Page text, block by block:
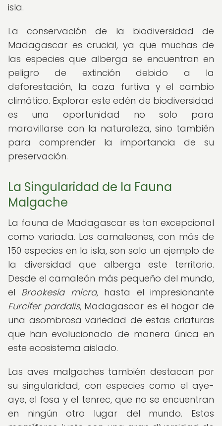
isla.
La conservación de la biodiversidad de
Madagascar es crucial, ya que muchas de
las especies que alberga se encuentran en
peligro de extinción debido a la
deforestación, la caza furtiva y el cambio
climático. Explorar este edén de biodiversidad
es una oportunidad no solo para
maravillarse con la naturaleza, sino también
para comprender la importancia de su
preservación.
La Singularidad de la Fauna
Malgache
La fauna de Madagascar es tan excepcional
como variada. Los camaleones, con más de
150 especies en la isla, son solo un ejemplo de
la diversidad que alberga este territorio.
Desde el camaleón más pequeño del mundo,
el Brookesia micra, hasta el impresionante
Furcifer pardalis, Madagascar es el hogar de
una asombrosa variedad de estas criaturas
que han evolucionado de manera única en
este ecosistema aislado.
Las aves malgaches también destacan por
su singularidad, con especies como el aye-
aye, el fosa y el tenrec, que no se encuentran
en ningún otro lugar del mundo. Estos